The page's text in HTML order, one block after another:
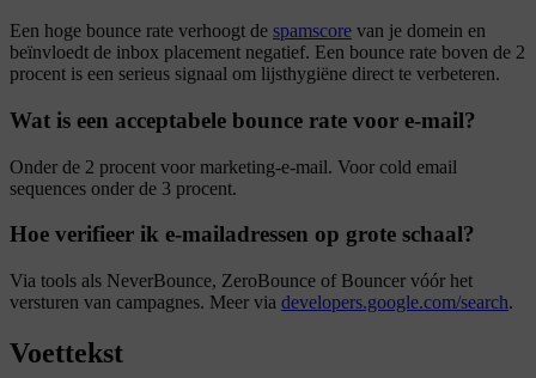
Een hoge bounce rate verhoogt de spamscore van je domein en
beïnvloedt de inbox placement negatief. Een bounce rate boven de 2
procent is een serieus signaal om lijsthygiëne direct te verbeteren.
Wat is een acceptabele bounce rate voor e-mail?
Onder de 2 procent voor marketing-e-mail. Voor cold email
sequences onder de 3 procent.
Hoe verifieer ik e-mailadressen op grote schaal?
Via tools als NeverBounce, ZeroBounce of Bouncer vóór het
versturen van campagnes. Meer via developers.google.com/search.
Voettekst